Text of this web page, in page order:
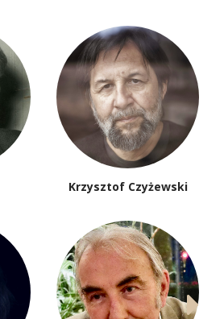
Krzysztof Czyżewski